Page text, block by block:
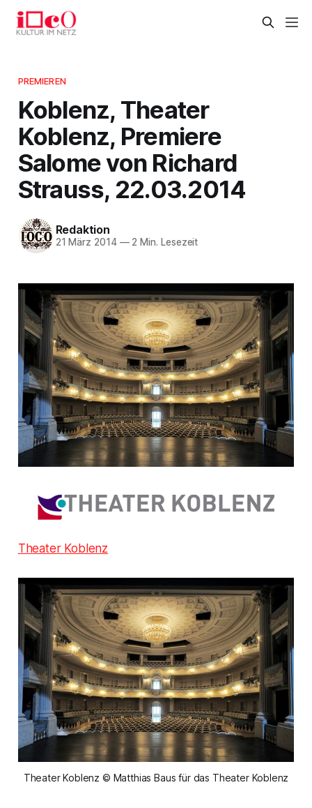
PREMIEREN
Koblenz, Theater
Koblenz, Premiere
Salome von Richard
Strauss, 22.03.2014
Redaktion
21 März 2014 —2 Min. Lesezeit
Theater Koblenz
Theater Koblenz © Matthias Baus für das Theater Koblenz